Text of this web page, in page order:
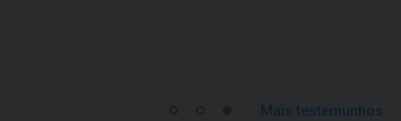
Mais testemunhos